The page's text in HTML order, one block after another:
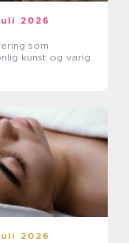
2026
som
kunst og varig
2026